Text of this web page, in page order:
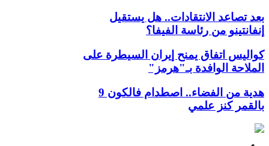
بعد تصاعد الانتقادات.. هل يستقيل
إنفانتينو من رئاسة الفيفا؟
كواليس اتفاق يمنح إيران السيطرة على
الملاحة الوافدة بـ"هرمز"
هدية من الفضاء.. اصطدام فالكون 9
بالقمر كنز علمي